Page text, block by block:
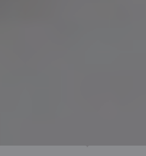
ar Citadeles grupas